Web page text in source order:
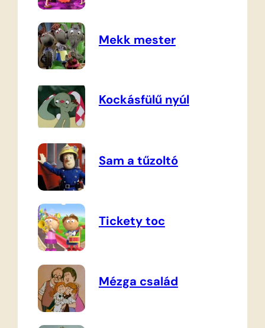
Mekk mester
Kockásfülű nyúl
Sam a tűzoltó
Tickety toc
Mézga család